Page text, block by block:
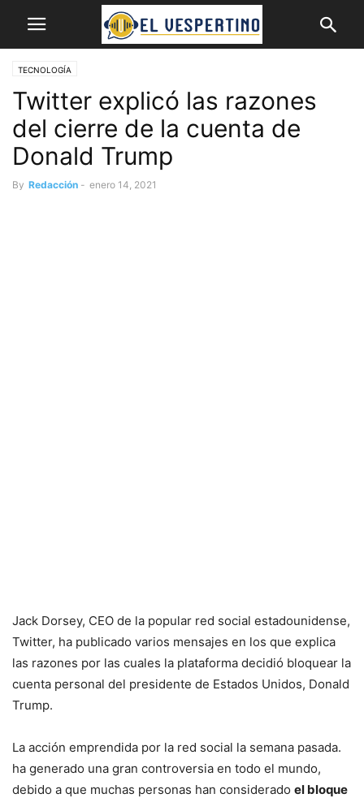
TECNOLOGÍA
Twitter explicó las razones
del cierre de la cuenta de
Donald Trump
By Redacción - enero 14, 2021
Jack Dorsey, CEO de la popular red social estadounidense,
Twitter, ha publicado varios mensajes en los que explica
las razones por las cuales la plataforma decidió bloquear la
cuenta personal del presidente de Estados Unidos, Donald
Trump.
La acción emprendida por la red social la semana pasada.
ha generado una gran controversia en todo el mundo,
debido a que muchas personas han considerado el bloque